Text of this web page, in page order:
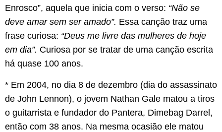
Enrosco”, aquela que inicia com o verso: “Não se
deve amar sem ser amado”. Essa canção traz uma
frase curiosa: “Deus me livre das mulheres de hoje
em dia”. Curiosa por se tratar de uma canção escrita
há quase 100 anos.
* Em 2004, no dia 8 de dezembro (dia do assassinato
de John Lennon), o jovem Nathan Gale matou a tiros
o guitarrista e fundador do Pantera, Dimebag Darrel,
então com 38 anos. Na mesma ocasião ele matou